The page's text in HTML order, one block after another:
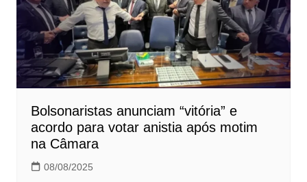
Bolsonaristas anunciam “vitória” e
acordo para votar anistia após motim
na Câmara
08/08/2025